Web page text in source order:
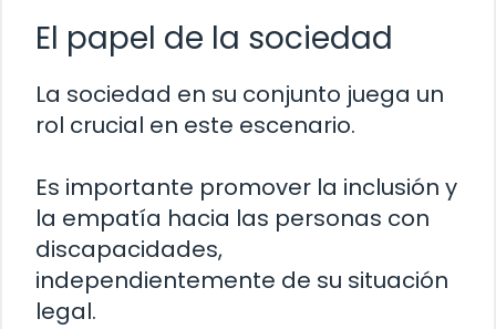
El papel de la sociedad
La sociedad en su conjunto juega un
rol crucial en este escenario.
Es importante promover la inclusión y
la empatía hacia las personas con
discapacidades,
independientemente de su situación
legal.